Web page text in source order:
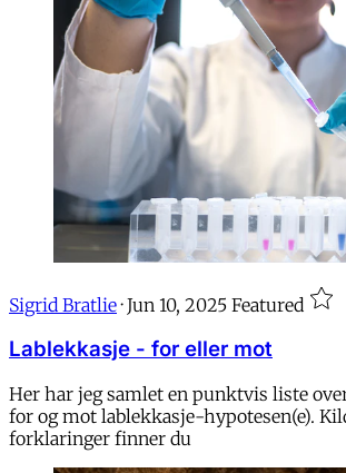
Sigrid Bratlie · Jun 10, 2025 Featured
Lablekkasje - for eller mot
Her har jeg samlet en punktvis liste
for og mot lablekkasje-hypotesen(e).
forklaringer finner du